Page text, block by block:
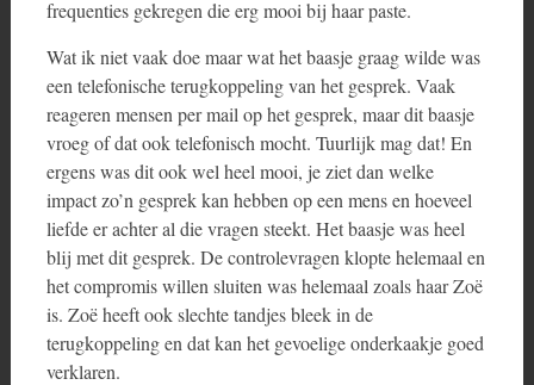
frequenties gekregen die erg mooi bij haar paste.
Wat ik niet vaak doe maar wat het baasje graag wilde was
een telefonische terugkoppeling van het gesprek. Vaak
reageren mensen per mail op het gesprek, maar dit baasje
vroeg of dat ook telefonisch mocht. Tuurlijk mag dat! En
ergens was dit ook wel heel mooi, je ziet dan welke
impact zo’n gesprek kan hebben op een mens en hoeveel
liefde er achter al die vragen steekt. Het baasje was heel
blij met dit gesprek. De controlevragen klopte helemaal en
het compromis willen sluiten was helemaal zoals haar Zoë
is. Zoë heeft ook slechte tandjes bleek in de
terugkoppeling en dat kan het gevoelige onderkaakje goed
verklaren.